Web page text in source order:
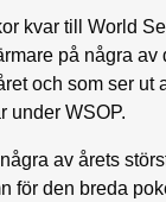
kvar till World
på några av
och som ser ut
under WSOP.
av årets
för den breda